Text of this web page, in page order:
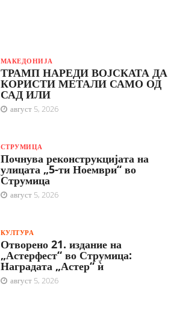
МАКЕДОНИЈА
ТРАМП НАРЕДИ ВОЈСКАТА ДА
КОРИСТИ МЕТАЛИ САМО ОД
САД ИЛИ
август 5, 2026
СТРУМИЦА
Почнува реконструкцијата на
улицата „5-ти Ноември“ во
Струмица
август 5, 2026
КУЛТУРА
Отворено 21. издание на
„Астерфест“ во Струмица:
Наградата „Астер“ ѝ
август 5, 2026